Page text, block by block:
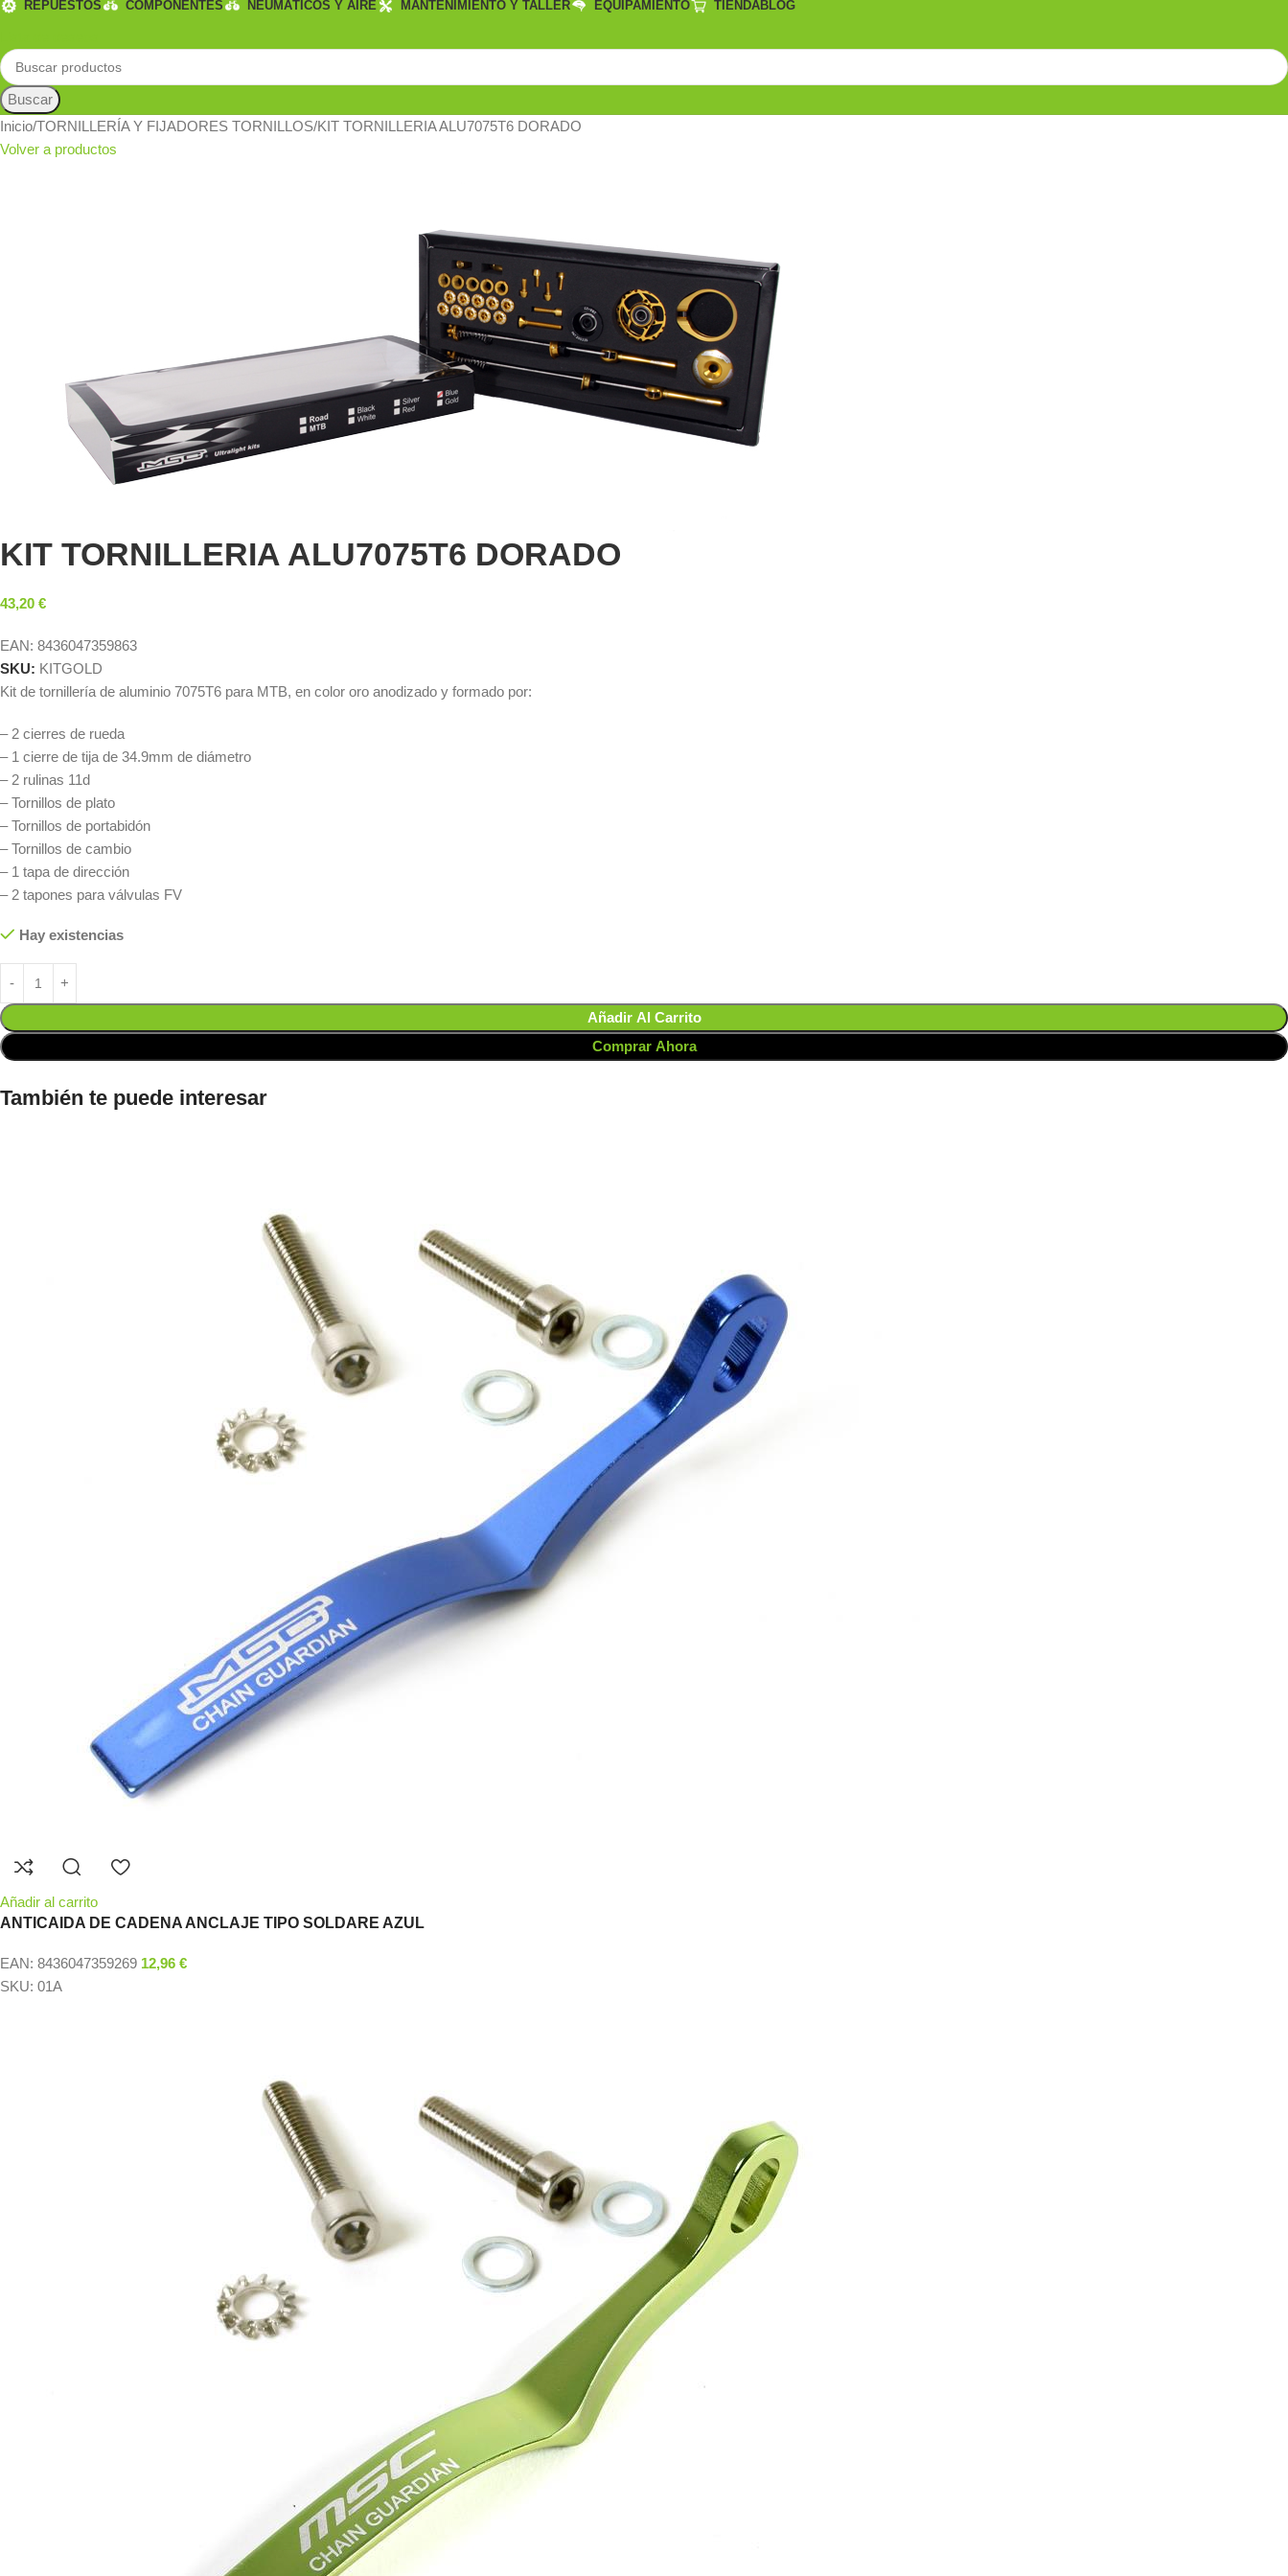
REPUESTOS COMPONENTES NEUMÁTICOS Y AIRE MANTENIMIENTO Y TALLER EQUIPAMIENTO TIENDABLOG
Buscar
Inicio TORNILLERÍA Y FIJADORES TORNILLOS KIT TORNILLERIA ALU7075T6 DORADO
Volver a productos
KIT TORNILLERIA ALU7075T6 DORADO
43,20 €
EAN: 8436047359863
SKU: KITGOLD
Kit de tornillería de aluminio 7075T6 para MTB, en color oro anodizado y formado por:
– 2 cierres de rueda
– 1 cierre de tija de 34.9mm de diámetro
– 2 rulinas 11d
– Tornillos de plato
– Tornillos de portabidón
– Tornillos de cambio
– 1 tapa de dirección
– 2 tapones para válvulas FV
Hay existencias
Añadir Al Carrito
Comprar Ahora
También te puede interesar
Añadir al carrito
ANTICAIDA DE CADENA ANCLAJE TIPO SOLDARE AZUL
EAN: 8436047359269 12,96 €
SKU: 01A